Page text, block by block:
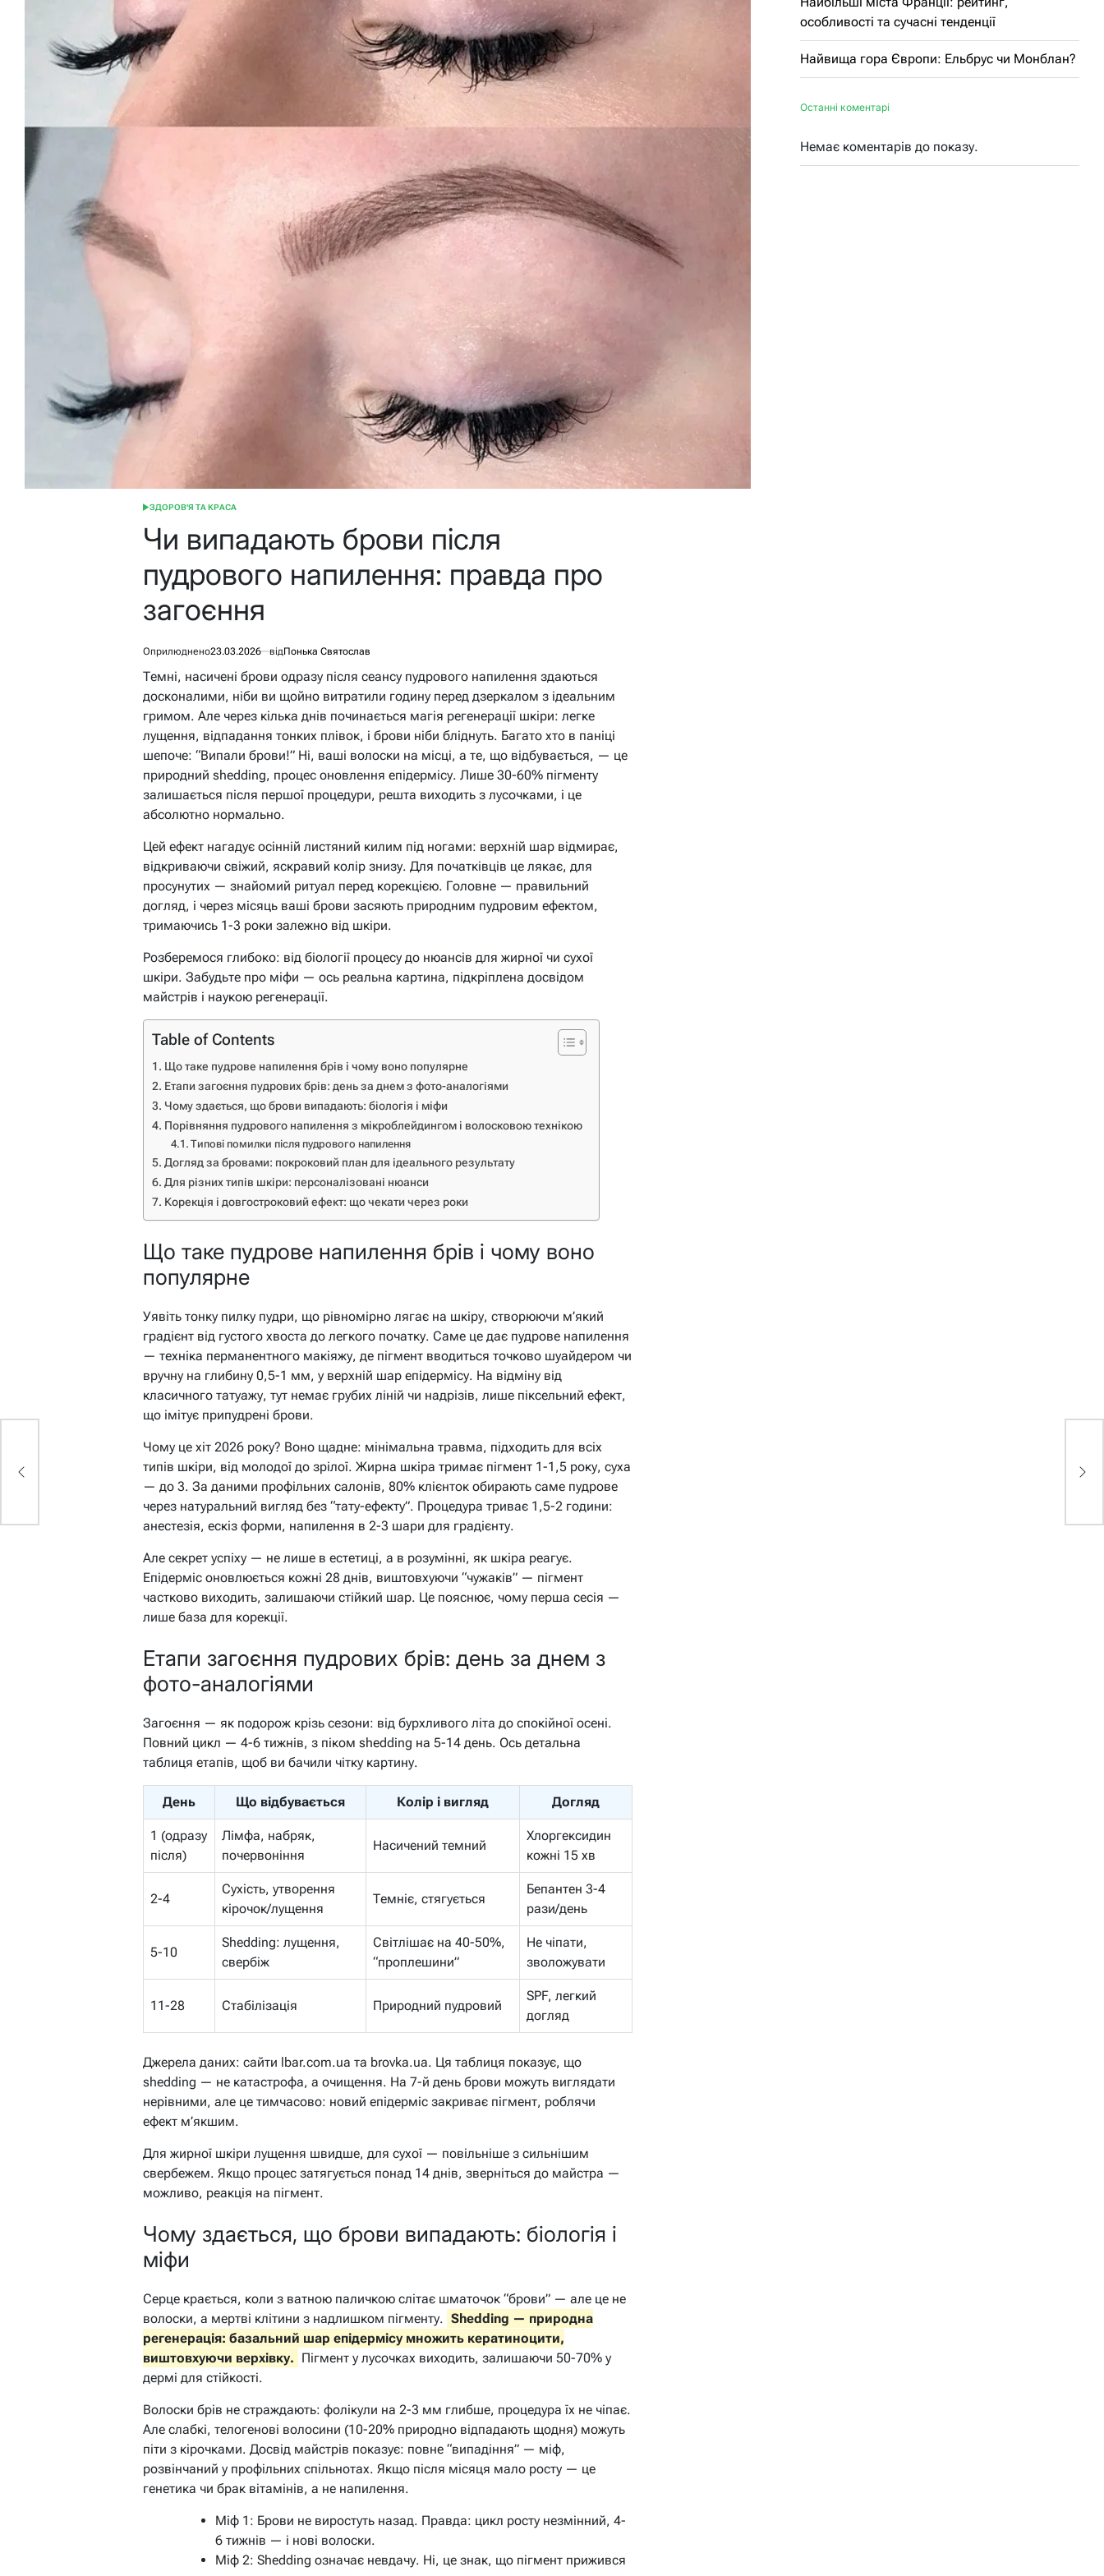
ОПУБЛІКУВАТИ
ЗДОРОВ'Я ТА КРАСА
Чи випадають брови після
пудрового напилення: правда про
загоєння
Оприлюднено23.03.2026 відПонька Святослав
Темні, насичені брови одразу після сеансу пудрового напилення здаються
досконалими, ніби ви щойно витратили годину перед дзеркалом з ідеальним
гримом. Але через кілька днів починається магія регенерації шкіри: легке
лущення, відпадання тонких плівок, і брови ніби бліднуть. Багато хто в паніці
шепоче: “Випали брови!” Ні, ваші волоски на місці, а те, що відбувається, — це
природний shedding, процес оновлення епідермісу. Лише 30-60% пігменту
залишається після першої процедури, решта виходить з лусочками, і це
абсолютно нормально.
Цей ефект нагадує осінній листяний килим під ногами: верхній шар відмирає,
відкриваючи свіжий, яскравий колір знизу. Для початківців це лякає, для
просунутих — знайомий ритуал перед корекцією. Головне — правильний
догляд, і через місяць ваші брови засяють природним пудровим ефектом,
тримаючись 1-3 роки залежно від шкіри.
Розберемося глибоко: від біології процесу до нюансів для жирної чи сухої
шкіри. Забудьте про міфи — ось реальна картина, підкріплена досвідом
майстрів і наукою регенерації.
Table of Contents
Що таке пудрове напилення брів і чому воно популярне
Етапи загоєння пудрових брів: день за днем з фото-аналогіями
Чому здається, що брови випадають: біологія і міфи
Порівняння пудрового напилення з мікроблейдингом і волосковою технікою
Типові помилки після пудрового напилення
Догляд за бровами: покроковий план для ідеального результату
Для різних типів шкіри: персоналізовані нюанси
Корекція і довгостроковий ефект: що чекати через роки
Що таке пудрове напилення брів і чому воно
популярне
Уявіть тонку пилку пудри, що рівномірно лягає на шкіру, створюючи м’який
градієнт від густого хвоста до легкого початку. Саме це дає пудрове напилення
— техніка перманентного макіяжу, де пігмент вводиться точково шуайдером чи
вручну на глибину 0,5-1 мм, у верхній шар епідермісу. На відміну від
класичного татуажу, тут немає грубих ліній чи надрізів, лише піксельний ефект,
що імітує припудрені брови.
Чому це хіт 2026 року? Воно щадне: мінімальна травма, підходить для всіх
типів шкіри, від молодої до зрілої. Жирна шкіра тримає пігмент 1-1,5 року, суха
— до 3. За даними профільних салонів, 80% клієнток обирають саме пудрове
через натуральний вигляд без “тату-ефекту”. Процедура триває 1,5-2 години:
анестезія, ескіз форми, напилення в 2-3 шари для градієнту.
Але секрет успіху — не лише в естетиці, а в розумінні, як шкіра реагує.
Епідерміс оновлюється кожні 28 днів, виштовхуючи “чужаків” — пігмент
частково виходить, залишаючи стійкий шар. Це пояснює, чому перша сесія —
лише база для корекції.
Етапи загоєння пудрових брів: день за днем з
фото-аналогіями
Загоєння — як подорож крізь сезони: від бурхливого літа до спокійної осені.
Повний цикл — 4-6 тижнів, з піком shedding на 5-14 день. Ось детальна
таблиця етапів, щоб ви бачили чітку картину.
День Що відбувається Колір і вигляд Догляд
1 (одразу
після)
Лімфа, набряк,
почервоніння
Насичений темний
Хлоргексидин
кожні 15 хв
2-4
Сухість, утворення
кірочок/лущення
Темніє, стягується
Бепантен 3-4
рази/день
5-10
Shedding: лущення,
свербіж
Світлішає на 40-50%,
“проплешини”
Не чіпати,
зволожувати
11-28 Стабілізація Природний пудровий
SPF, легкий
догляд
Джерела даних: сайти lbar.com.ua та brovka.ua. Ця таблиця показує, що
shedding — не катастрофа, а очищення. На 7-й день брови можуть виглядати
нерівними, але це тимчасово: новий епідерміс закриває пігмент, роблячи
ефект м’якшим.
Для жирної шкіри лущення швидше, для сухої — повільніше з сильнішим
свербежем. Якщо процес затягується понад 14 днів, зверніться до майстра —
можливо, реакція на пігмент.
Чому здається, що брови випадають: біологія і
міфи
Серце крається, коли з ватною паличкою слітає шматочок “брови” — але це не
волоски, а мертві клітини з надлишком пігменту. Shedding — природна
регенерація: базальний шар епідермісу множить кератиноцити,
виштовхуючи верхівку. Пігмент у лусочках виходить, залишаючи 50-70% у
дермі для стійкості.
Волоски брів не страждають: фолікули на 2-3 мм глибше, процедура їх не чіпає.
Але слабкі, телогенові волосини (10-20% природно відпадають щодня) можуть
піти з кірочками. Досвід майстрів показує: повне “випадіння” — міф,
розвінчаний у профільних спільнотах. Якщо після місяця мало росту — це
генетика чи брак вітамінів, а не напилення.
Міф 1: Брови не виростуть назад. Правда: цикл росту незмінний, 4-
6 тижнів — і нові волоски.
Міф 2: Shedding означає невдачу. Ні, це знак, що пігмент прижився
особливості та сучасні тенденції
Найвища гора Європи: Ельбрус чи Монблан?
Останні коментарі
Немає коментарів до показу.